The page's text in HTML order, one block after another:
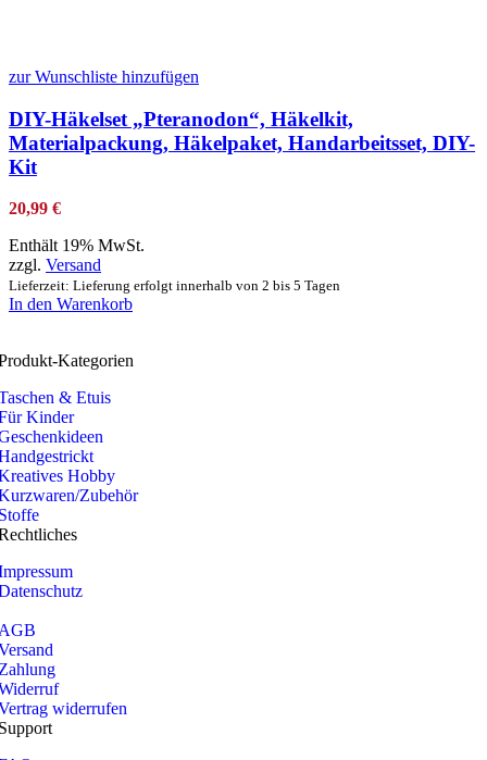
zur Wunschliste hinzufügen
DIY-Häkelset „Pteranodon“, Häkelkit,
Materialpackung, Häkelpaket, Handarbeitsset, DIY-
Kit
20,99 €
Enthält 19% MwSt.
zzgl. Versand
Lieferzeit: Lieferung erfolgt innerhalb von 2 bis 5 Tagen
In den Warenkorb
Kategorien
& Etuis
Kinder
Hobby
Zubehör
widerrufen